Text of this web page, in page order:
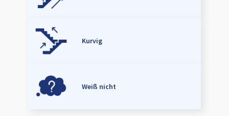
Kurvig
Weiß nicht